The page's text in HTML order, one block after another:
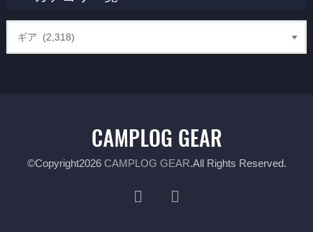
©Copyright2026 CAMPLOG GEAR.All Rights Reserved.